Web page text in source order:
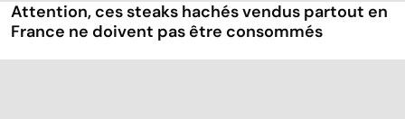
Attention, ces steaks hachés vendus partout en
France ne doivent pas être consommés